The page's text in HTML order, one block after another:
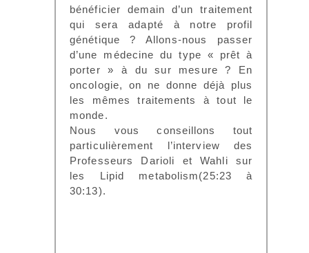
bénéficier demain d’un traitement
qui sera adapté à notre profil
génétique ? Allons-nous passer
d’une médecine du type « prêt à
porter » à du sur mesure ? En
oncologie, on ne donne déjà plus
les mêmes traitements à tout le
monde.
Nous vous conseillons tout
particulièrement l’interview des
Professeurs Darioli et Wahli sur
les Lipid metabolism(25:23 à
30:13).